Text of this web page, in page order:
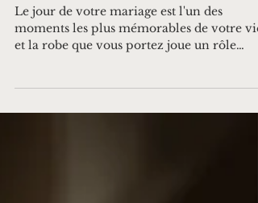
Complet
Le jour de votre mariage est l'un des
moments les plus mémorables de votre vie,
central dans ...